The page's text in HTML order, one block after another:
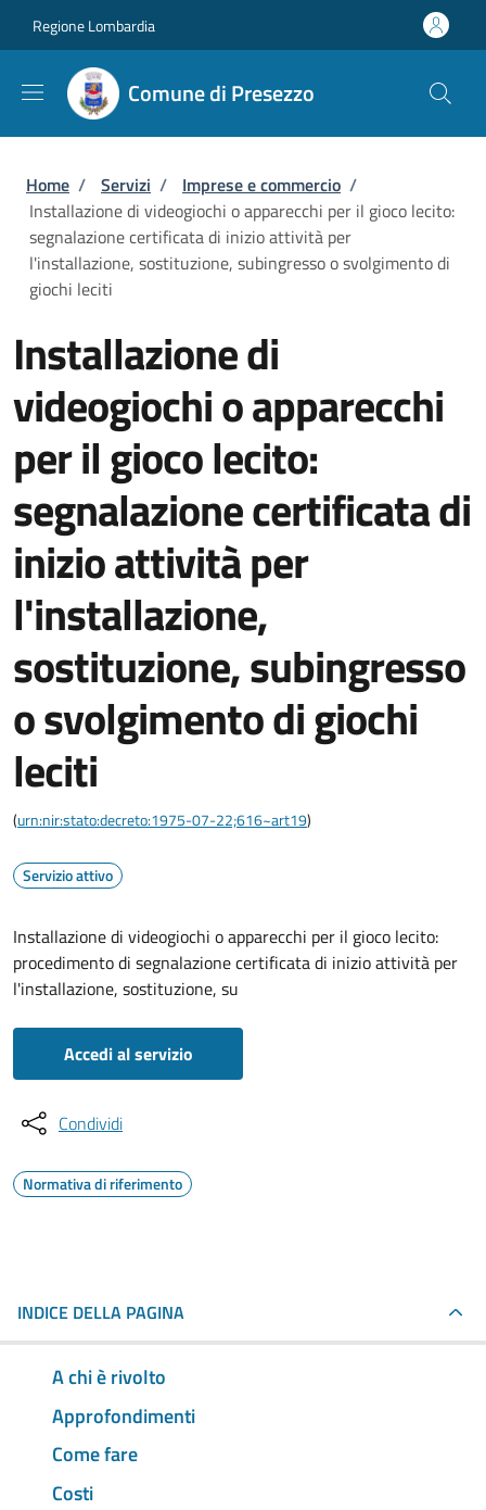
Regione Lombardia
Comune di Presezzo
Briciole di pane
Home / Servizi / Imprese e commercio /
Installazione di videogiochi o apparecchi per il gioco lecito:
segnalazione certificata di inizio attività per
l'installazione, sostituzione, subingresso o svolgimento di
giochi leciti
Installazione di
videogiochi o apparecchi
per il gioco lecito:
segnalazione certificata di
inizio attività per
l'installazione,
sostituzione, subingresso
o svolgimento di giochi
leciti
(urn:nir:stato:decreto:1975-07-22;616~art19)
Servizio attivo
Installazione di videogiochi o apparecchi per il gioco lecito:
procedimento di segnalazione certificata di inizio attività per
l'installazione, sostituzione, su
Accedi al servizio
Condividi
Normativa di riferimento
INDICE DELLA PAGINA
A chi è rivolto
Approfondimenti
Come fare
Costi